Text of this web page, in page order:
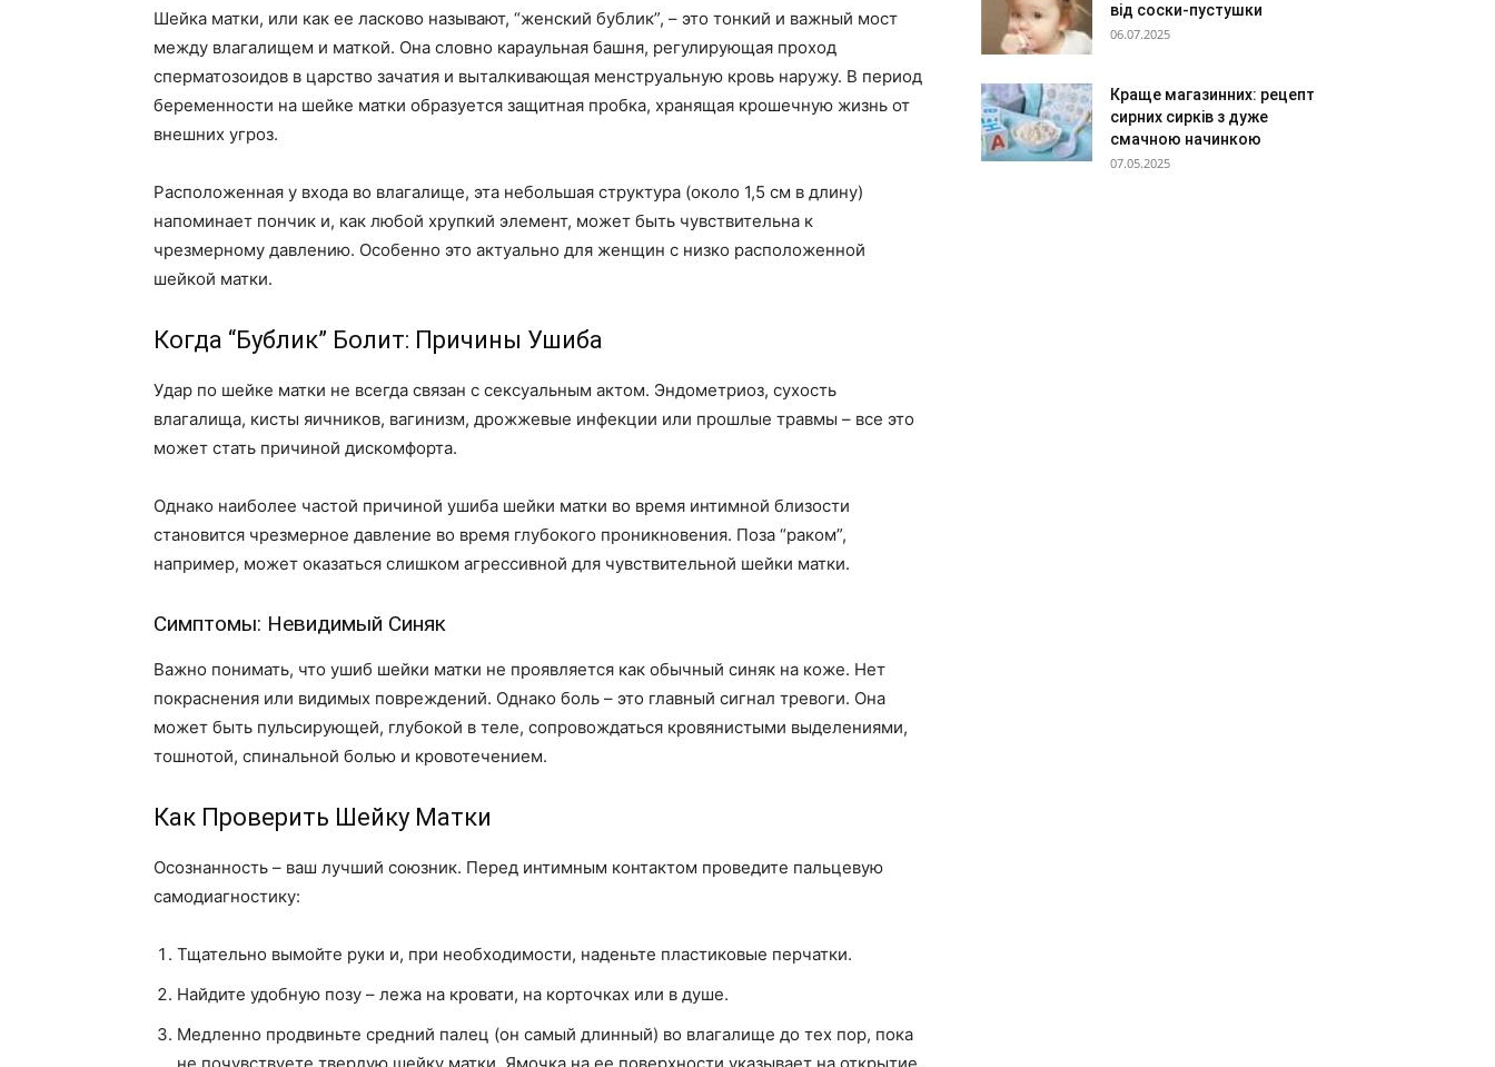
Шейка матки, или как ее ласково называют, “женский бублик”, – это тонкий и важный мост
между влагалищем и маткой. Она словно караульная башня, регулирующая проход
сперматозоидов в царство зачатия и выталкивающая менструальную кровь наружу. В период
беременности на шейке матки образуется защитная пробка, хранящая крошечную жизнь от
внешних угроз.
Расположенная у входа во влагалище, эта небольшая структура (около 1,5 см в длину)
напоминает пончик и, как любой хрупкий элемент, может быть чувствительна к
чрезмерному давлению. Особенно это актуально для женщин с низко расположенной
шейкой матки.
Когда “Бублик” Болит: Причины Ушиба
Удар по шейке матки не всегда связан с сексуальным актом. Эндометриоз, сухость
влагалища, кисты яичников, вагинизм, дрожжевые инфекции или прошлые травмы – все это
может стать причиной дискомфорта.
Однако наиболее частой причиной ушиба шейки матки во время интимной близости
становится чрезмерное давление во время глубокого проникновения. Поза “раком”,
например, может оказаться слишком агрессивной для чувствительной шейки матки.
Симптомы: Невидимый Синяк
Важно понимать, что ушиб шейки матки не проявляется как обычный синяк на коже. Нет
покраснения или видимых повреждений. Однако боль – это главный сигнал тревоги. Она
может быть пульсирующей, глубокой в теле, сопровождаться кровянистыми выделениями,
тошнотой, спинальной болью и кровотечением.
Как Проверить Шейку Матки
Осознанность – ваш лучший союзник. Перед интимным контактом проведите пальцевую
самодиагностику:
Тщательно вымойте руки и, при необходимости, наденьте пластиковые перчатки.
Найдите удобную позу – лежа на кровати, на корточках или в душе.
Медленно продвиньте средний палец (он самый длинный) во влагалище до тех пор, пока
від соски-пустушки
06.07.2025
Краще магазинних: рецепт
сирних сирків з дуже
смачною начинкою
07.05.2025